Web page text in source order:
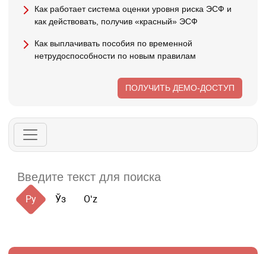
Как работает система оценки уровня риска ЭСФ и
как действовать, получив «красный» ЭСФ
Как выплачивать пособия по временной
нетрудоспособности по новым правилам
ПОЛУЧИТЬ ДЕМО-ДОСТУП
Ру Ўз Oʻz